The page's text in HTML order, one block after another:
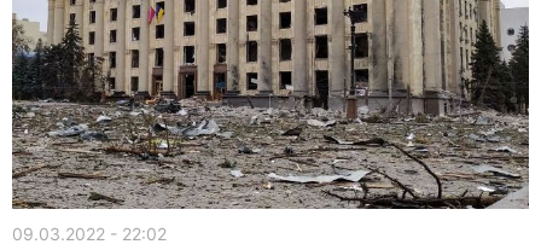
09.03.2022 - 22:02